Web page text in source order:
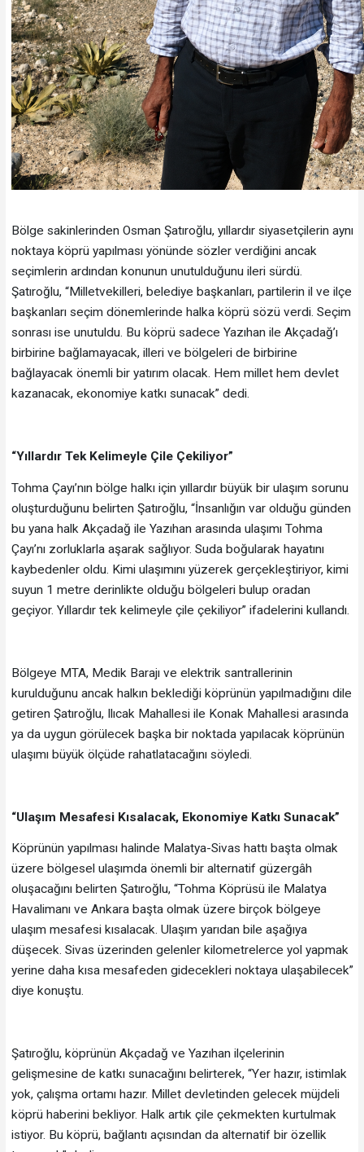
Bölge sakinlerinden Osman Şatıroğlu, yıllardır siyasetçilerin aynı
noktaya köprü yapılması yönünde sözler verdiğini ancak
seçimlerin ardından konunun unutulduğunu ileri sürdü.
Şatıroğlu, “Milletvekilleri, belediye başkanları, partilerin il ve ilçe
başkanları seçim dönemlerinde halka köprü sözü verdi. Seçim
sonrası ise unutuldu. Bu köprü sadece Yazıhan ile Akçadağ’ı
birbirine bağlamayacak, illeri ve bölgeleri de birbirine
bağlayacak önemli bir yatırım olacak. Hem millet hem devlet
kazanacak, ekonomiye katkı sunacak” dedi.
“Yıllardır Tek Kelimeyle Çile Çekiliyor”
Tohma Çayı’nın bölge halkı için yıllardır büyük bir ulaşım sorunu
oluşturduğunu belirten Şatıroğlu, “İnsanlığın var olduğu günden
bu yana halk Akçadağ ile Yazıhan arasında ulaşımı Tohma
Çayı’nı zorluklarla aşarak sağlıyor. Suda boğularak hayatını
kaybedenler oldu. Kimi ulaşımını yüzerek gerçekleştiriyor, kimi
suyun 1 metre derinlikte olduğu bölgeleri bulup oradan
geçiyor. Yıllardır tek kelimeyle çile çekiliyor” ifadelerini kullandı.
Bölgeye MTA, Medik Barajı ve elektrik santrallerinin
kurulduğunu ancak halkın beklediği köprünün yapılmadığını dile
getiren Şatıroğlu, Ilıcak Mahallesi ile Konak Mahallesi arasında
ya da uygun görülecek başka bir noktada yapılacak köprünün
ulaşımı büyük ölçüde rahatlatacağını söyledi.
“Ulaşım Mesafesi Kısalacak, Ekonomiye Katkı Sunacak”
Köprünün yapılması halinde Malatya-Sivas hattı başta olmak
üzere bölgesel ulaşımda önemli bir alternatif güzergâh
oluşacağını belirten Şatıroğlu, “Tohma Köprüsü ile Malatya
Havalimanı ve Ankara başta olmak üzere birçok bölgeye
ulaşım mesafesi kısalacak. Ulaşım yarıdan bile aşağıya
düşecek. Sivas üzerinden gelenler kilometrelerce yol yapmak
yerine daha kısa mesafeden gidecekleri noktaya ulaşabilecek”
diye konuştu.
Şatıroğlu, köprünün Akçadağ ve Yazıhan ilçelerinin
gelişmesine de katkı sunacağını belirterek, “Yer hazır, istimlak
yok, çalışma ortamı hazır. Millet devletinden gelecek müjdeli
köprü haberini bekliyor. Halk artık çile çekmekten kurtulmak
istiyor. Bu köprü, bağlantı açısından da alternatif bir özellik